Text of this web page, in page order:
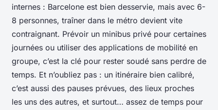
internes : Barcelone est bien desservie, mais avec 6-
8 personnes, traîner dans le métro devient vite
contraignant. Prévoir un minibus privé pour certaines
journées ou utiliser des applications de mobilité en
groupe, c’est la clé pour rester soudé sans perdre de
temps. Et n’oubliez pas : un itinéraire bien calibré,
c’est aussi des pauses prévues, des lieux proches
les uns des autres, et surtout… assez de temps pour